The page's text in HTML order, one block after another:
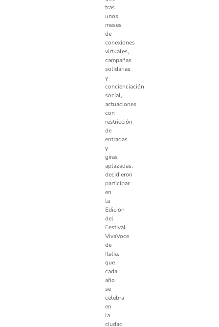
tras
unos
meses
de
conexiones
virtuales,
campañas
solidarias
y
concienciación
social,
actuaciones
con
restricción
de
entradas
y
giras
aplazadas,
decidieron
participar
en
la
Edición
del
Festival
VivaVoce
de
Italia,
que
cada
año
se
celebra
en
la
ciudad